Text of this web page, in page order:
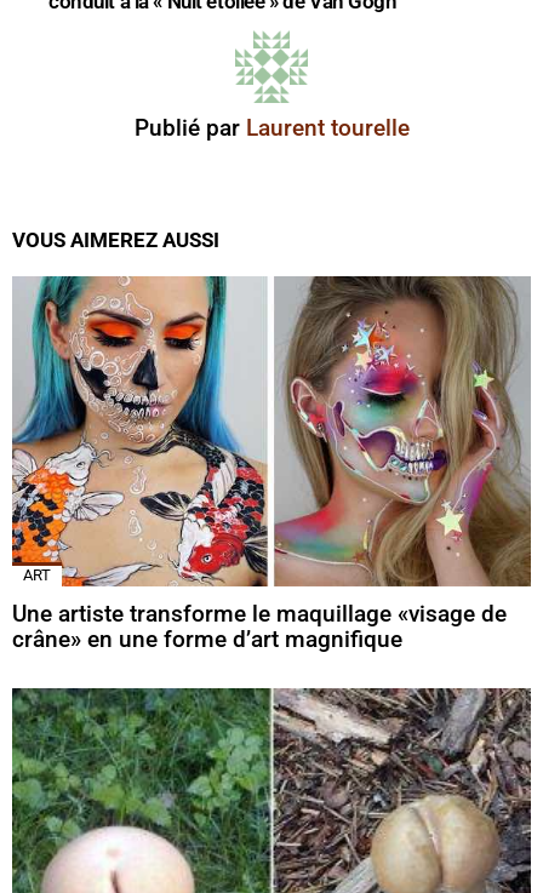
Publié par Laurent tourelle
VOUS AIMEREZ AUSSI
ART
Une artiste transforme le maquillage «visage de
crâne» en une forme d’art magnifique